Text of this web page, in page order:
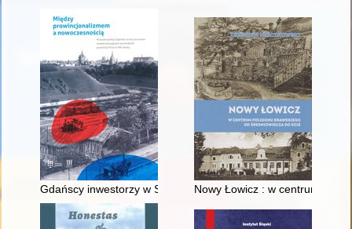
Gdańscy inwestorzy w Sopocie : prestiż finansowy i
Nowy Łowicz : w centrum